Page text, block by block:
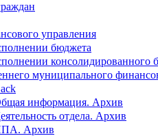
управления
бюджета
консолидированного
муниципального
информация. Архив
отдела. Архив
Архив